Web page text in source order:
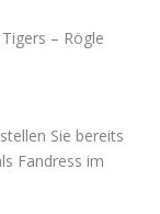
– Rögle
Sie bereits
Fandress im